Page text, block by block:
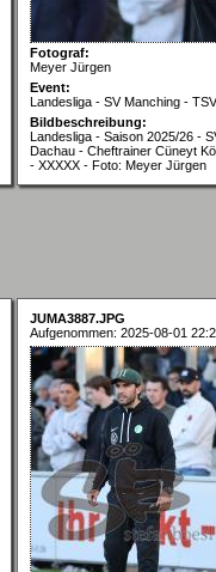
Fotograf:
Meyer Jürgen
Event:
Landesliga - SV Manching -
Bildbeschreibung:
Landesliga - Saison 2025/26 -
Dachau - Cheftrainer Cüneyt
- XXXXX - Foto: Meyer Jürgen
JUMA3887.JPG
Aufgenommen: 2025-08-01